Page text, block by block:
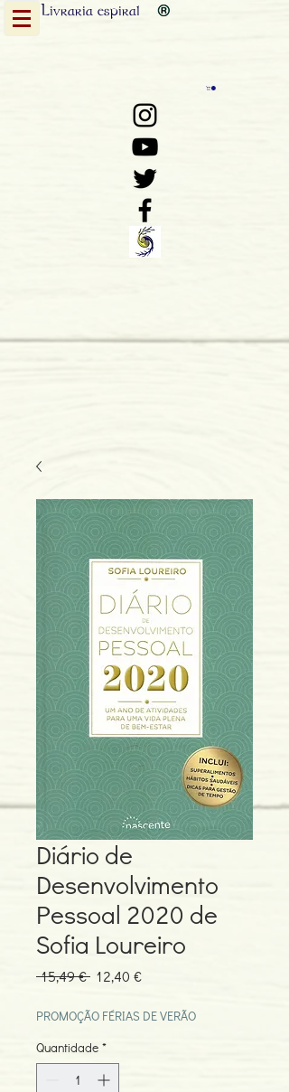
Livraria espiral
Diário de
Desenvolvimento
Pessoal 2020 de
Sofia Loureiro
15,49 € Preço
12,40 €Preço
PROMOÇÃO FÉRIAS DE VERÃO
Quantidade *